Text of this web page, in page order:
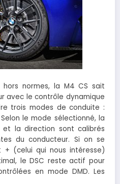
normes, la M4 CS sait
avec le contrôle dynamique
trois modes de conduite :
le mode sélectionné, la
et la direction sont calibrés
du conducteur. Si on se
(celui qui nous intéresse)
le DSC reste actif pour
en mode DMD. Les